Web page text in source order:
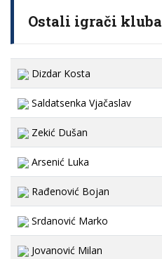
Ostali igrači kluba
Dizdar Kosta
Saldatsenka Vjačaslav
Zekić Dušan
Arsenić Luka
Rađenović Bojan
Srdanović Marko
Jovanović Milan